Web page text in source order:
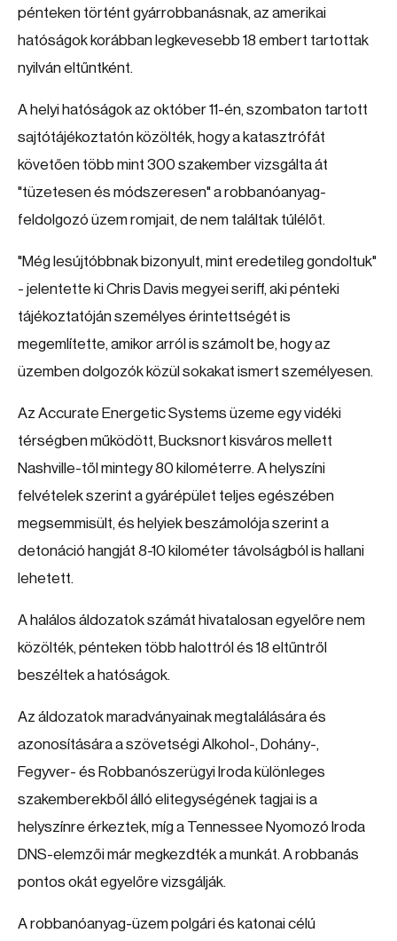
pénteken történt gyárrobbanásnak, az amerikai
hatóságok korábban legkevesebb 18 embert tartottak
nyilván eltűntként.
A helyi hatóságok az október 11-én, szombaton tartott
sajtótájékoztatón közölték, hogy a katasztrófát
követően több mint 300 szakember vizsgálta át
"tüzetesen és módszeresen" a robbanóanyag-
feldolgozó üzem romjait, de nem találtak túlélőt.
"Még lesújtóbbnak bizonyult, mint eredetileg gondoltuk"
- jelentette ki Chris Davis megyei seriff, aki pénteki
tájékoztatóján személyes érintettségét is
megemlítette, amikor arról is számolt be, hogy az
üzemben dolgozók közül sokakat ismert személyesen.
Az Accurate Energetic Systems üzeme egy vidéki
térségben működött, Bucksnort kisváros mellett
Nashville-től mintegy 80 kilométerre. A helyszíni
felvételek szerint a gyárépület teljes egészében
megsemmisült, és helyiek beszámolója szerint a
detonáció hangját 8-10 kilométer távolságból is hallani
lehetett.
A halálos áldozatok számát hivatalosan egyelőre nem
közölték, pénteken több halottról és 18 eltűntről
beszéltek a hatóságok.
Az áldozatok maradványainak megtalálására és
azonosítására a szövetségi Alkohol-, Dohány-,
Fegyver- és Robbanószerügyi Iroda különleges
szakemberekből álló elitegységének tagjai is a
helyszínre érkeztek, míg a Tennessee Nyomozó Iroda
DNS-elemzői már megkezdték a munkát. A robbanás
pontos okát egyelőre vizsgálják.
A robbanóanyag-üzem polgári és katonai célú